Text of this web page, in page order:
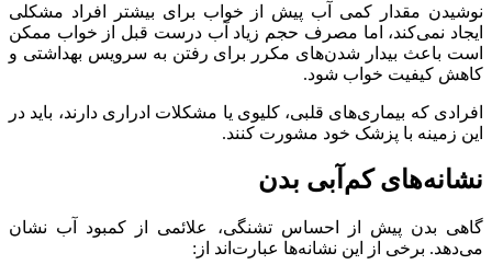
نوشیدن مقدار کمی آب پیش از خواب برای بیشتر افراد مشکلی
ایجاد نمی‌کند، اما مصرف حجم زیاد آب درست قبل از خواب ممکن
است باعث بیدار شدن‌های مکرر برای رفتن به سرویس بهداشتی و
کاهش کیفیت خواب شود.
افرادی که بیماری‌های قلبی، کلیوی یا مشکلات ادراری دارند، باید در
این زمینه با پزشک خود مشورت کنند.
نشانه‌های کم‌آبی بدن
گاهی بدن پیش از احساس تشنگی، علائمی از کمبود آب نشان
می‌دهد. برخی از این نشانه‌ها عبارت‌اند از: